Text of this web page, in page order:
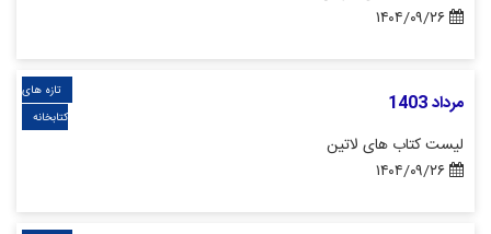
مرداد 1403
لیست کتاب های لاتین
تازه های
کتابخانه